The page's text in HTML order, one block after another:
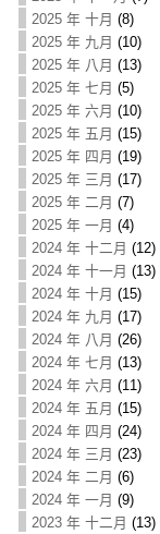
2025 年 十月 (8)
2025 年 九月 (10)
2025 年 八月 (13)
2025 年 七月 (5)
2025 年 六月 (10)
2025 年 五月 (15)
2025 年 四月 (19)
2025 年 三月 (17)
2025 年 二月 (7)
2025 年 一月 (4)
2024 年 十二月 (12)
2024 年 十一月 (13)
2024 年 十月 (15)
2024 年 九月 (17)
2024 年 八月 (26)
2024 年 七月 (13)
2024 年 六月 (11)
2024 年 五月 (15)
2024 年 四月 (24)
2024 年 三月 (23)
2024 年 二月 (6)
2024 年 一月 (9)
2023 年 十二月 (13)